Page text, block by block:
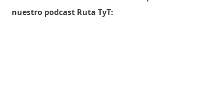
nuestro podcast Ruta TyT: